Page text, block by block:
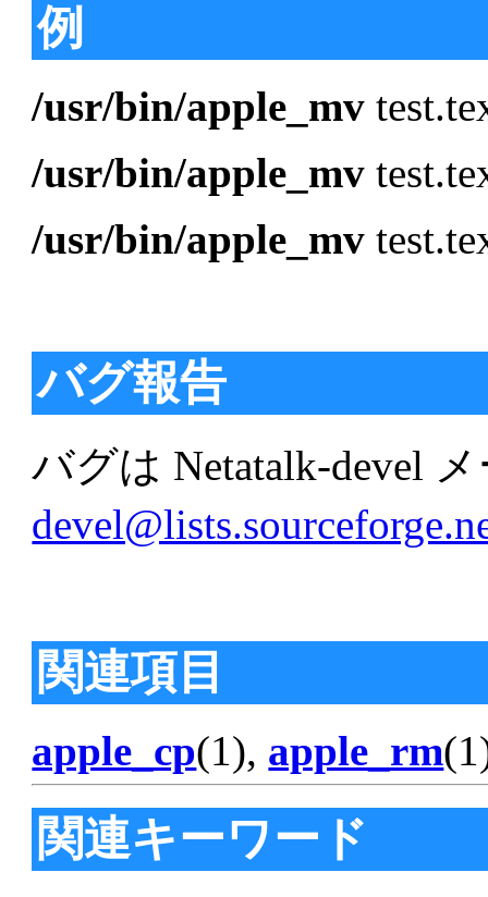
例
/usr/bin/apple_mv
/usr/bin/apple_mv
/usr/bin/apple_mv
バグ報告
バグは Netatalk-devel
関連項目
apple_cp(1), apple_rm
関連キーワード